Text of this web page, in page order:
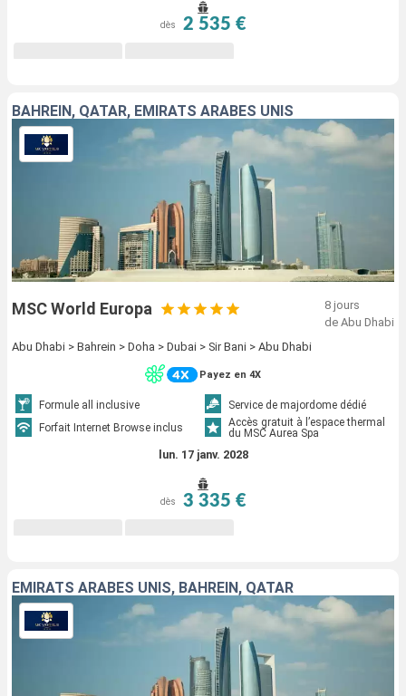
dès 2 535 €
BAHREIN, QATAR, EMIRATS ARABES UNIS
MSC World Europa
8 jours
de Abu Dhabi
Abu Dhabi > Bahrein > Doha > Dubai > Sir Bani > Abu Dhabi
Payez en 4X
Formule all inclusive
Service de majordome dédié
Forfait Internet Browse inclus
Accès gratuit à l’espace thermal
du MSC Aurea Spa
lun. 17 janv. 2028
dès 3 335 €
EMIRATS ARABES UNIS, BAHREIN, QATAR